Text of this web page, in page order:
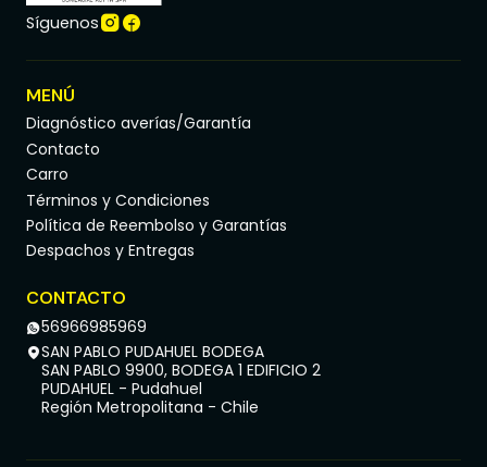
Síguenos
MENÚ
Diagnóstico averías/Garantía
Contacto
Carro
Términos y Condiciones
Política de Reembolso y Garantías
Despachos y Entregas
CONTACTO
56966985969
SAN PABLO PUDAHUEL BODEGA
SAN PABLO 9900, BODEGA 1 EDIFICIO 2
PUDAHUEL - Pudahuel
Región Metropolitana - Chile